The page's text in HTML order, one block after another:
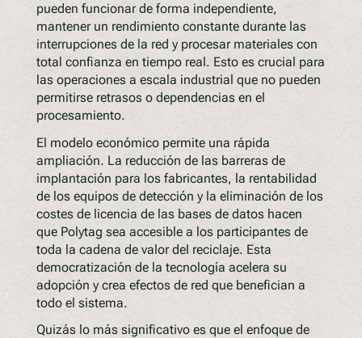
pueden funcionar de forma independiente,
mantener un rendimiento constante durante las
interrupciones de la red y procesar materiales con
total confianza en tiempo real. Esto es crucial para
las operaciones a escala industrial que no pueden
permitirse retrasos o dependencias en el
procesamiento.
El modelo económico permite una rápida
ampliación. La reducción de las barreras de
implantación para los fabricantes, la rentabilidad
de los equipos de detección y la eliminación de los
costes de licencia de las bases de datos hacen
que Polytag sea accesible a los participantes de
toda la cadena de valor del reciclaje. Esta
democratización de la tecnología acelera su
adopción y crea efectos de red que benefician a
todo el sistema.
Quizás lo más significativo es que el enfoque de